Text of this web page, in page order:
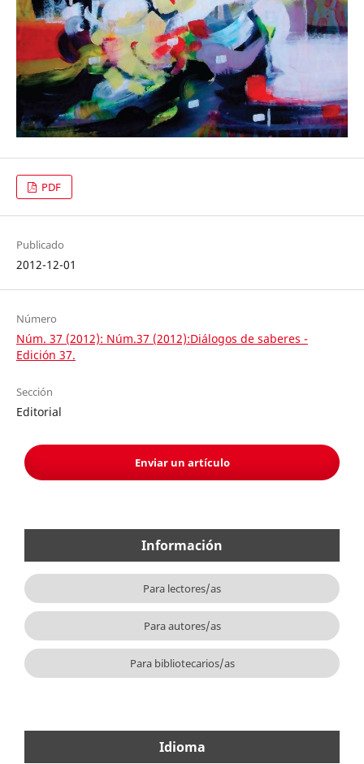
PDF
Publicado
2012-12-01
Número
Núm. 37 (2012): Núm.37 (2012):Diálogos de saberes -
Edición 37.
Sección
Editorial
Enviar un artículo
Información
Para lectores/as
Para autores/as
Para bibliotecarios/as
Idioma